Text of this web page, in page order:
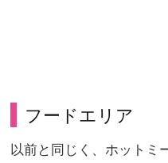
フードエリア
以前と同じく、ホットミ